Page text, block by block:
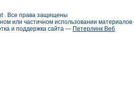
. Все права защищены
или частичном использовании
и поддержка сайта — Петерлинк Веб